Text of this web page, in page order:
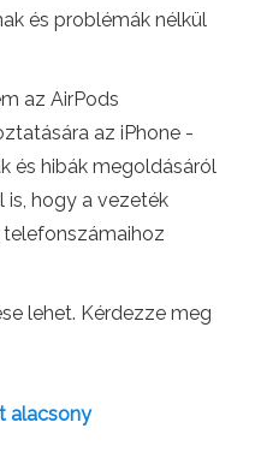
és problémák nélkül
az AirPods
az iPhone -
és hibák megoldásáról
is, hogy a vezeték
lehet. Kérdezze meg
alacsony